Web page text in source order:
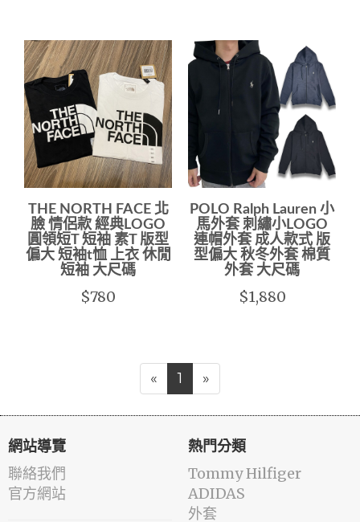
THE NORTH FACE 北
臉 情侶款 經典LOGO
圓領短T 短袖 素T 版型
偏大 短袖t恤 上衣 休閒
短袖 大尺碼
$780
POLO Ralph Lauren 小
馬外套 刺繡小LOGO
連帽外套 成人款式 版
型偏大 秋冬外套 棉質
外套 大尺碼
$1,880
« 1 »
網站導覽
聯絡我們
官方網站
熱門分類
Tommy Hilfiger
ADIDAS
外套